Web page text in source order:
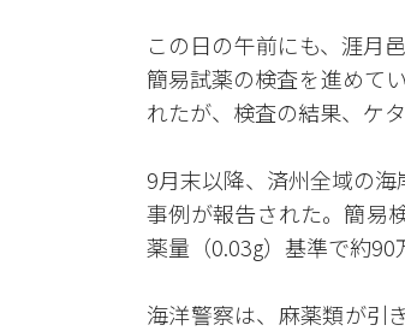
この日の午前にも、涯月
簡易試薬の検査を進めて
れたが、検査の結果、ケ
9月末以降、済州全域の
事例が報告された。簡易
薬量（0.03g）基準で約90
海洋警察は、麻薬類が引